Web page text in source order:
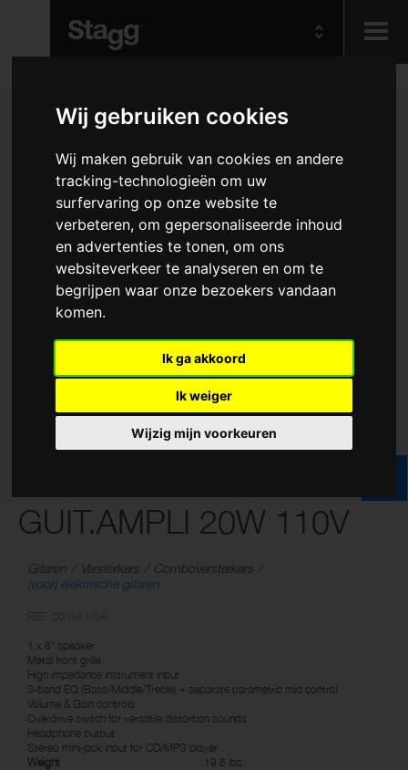
Wij gebruiken cookies
Wij maken gebruik van cookies en andere
tracking-technologieën om uw
surfervaring op onze website te
verbeteren, om gepersonaliseerde inhoud
en advertenties te tonen, om ons
websiteverkeer te analyseren en om te
begrijpen waar onze bezoekers vandaan
komen.
Ik ga akkoord
Ik weiger
Wijzig mijn voorkeuren
Audio &
Lighting
GUIT.AMPLI 20W 110V
Gitaren Versterkers
Comboversterkers
(voor) elektrische gitaren
1 x 8" speaker
Metal front grille
High impedance instrument input
3-band EQ (Bass/Middle/Treble) + separate parametric mid control
Volume & Gain controls
Overdrive switch for versatile distortion sounds
Headphone output
Stereo mini-jack input for CD/MP3 player
Weight
19.6 lbs